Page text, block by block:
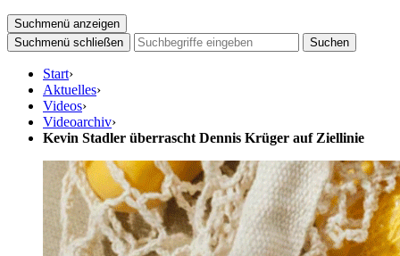
Suchmenü anzeigen
Suchmenü schließen
Suchen
Start›
Aktuelles›
Videos›
Videoarchiv›
Kevin Stadler überrascht Dennis Krüger auf Ziellinie